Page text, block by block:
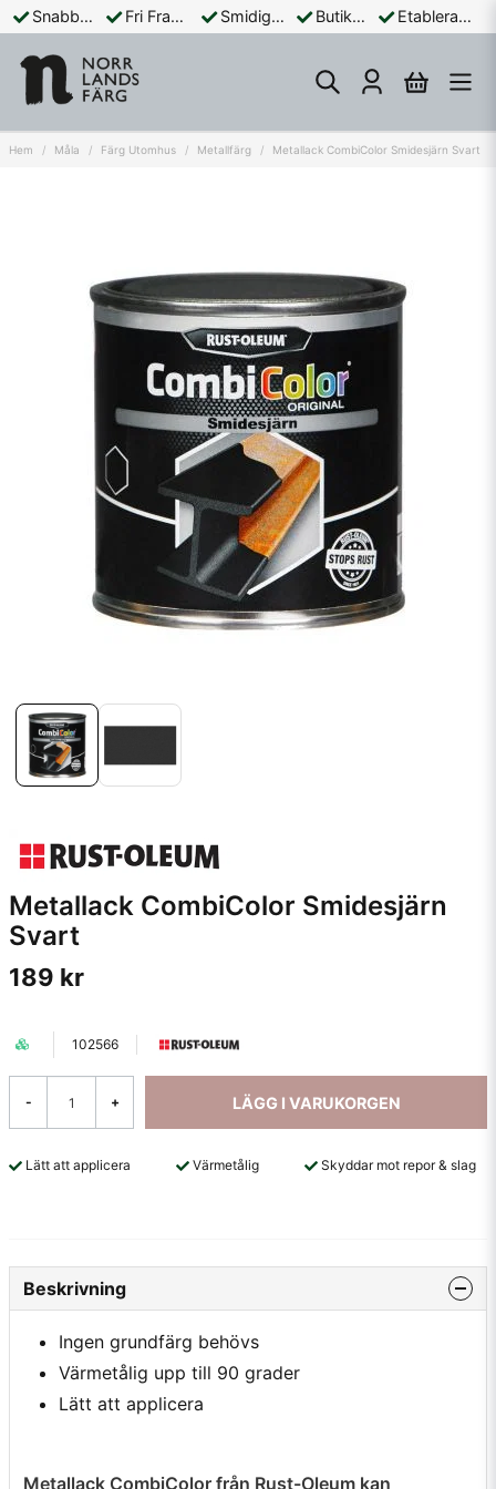
Snabba Leveranser Fri Frakt Över 899:- Smidiga Betalningar Butik och Online Etablerad Sedan 1965
Hem Måla Färg Utomhus Metallfärg Metallack CombiColor Smidesjärn Svart
Metallack CombiColor Smidesjärn
Svart
189 kr
102566
- + LÄGG I VARUKORGEN
Lätt att applicera Värmetålig Skyddar mot repor & slag
Beskrivning
Ingen grundfärg behövs
Värmetålig upp till 90 grader
Lätt att applicera
Metallack CombiColor från Rust-Oleum kan